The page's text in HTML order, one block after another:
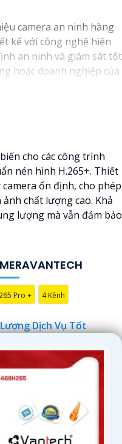
camera an ninh hàng
kế với công nghệ hiện
an ninh và giám sát tốt
hoặc doanh nghiệp của
sản phẩm camera
IP, camera HD-TVI,
thông minh, và nhiều hơn
và dễ sử dụng.
chất lượng dịch vụ tốt và
nhân viên kỹ thuật
bạn lựa chọn giải pháp
sách của bạn.
giám sát an ninh tốt
hàng đầu mà bạn có thể
cho các công trình
nén hình H.265+. Thiết
ổn định, cho phép
chất lượng cao. Khả
lượng mà vẫn đảm bảo
Pro + 4 Kênh
Dịch Vụ Tốt